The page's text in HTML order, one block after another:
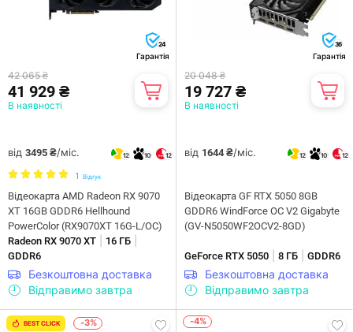
24
Гарантія
42 065 ₴
41 929 ₴
В наявності
від 3495 ₴/міс. 12 10 12
1 Відгук
Відеокарта AMD Radeon RX 9070
XT 16GB GDDR6 Hellhound
PowerColor (RX9070XT 16G-L/OC)
Radeon RX 9070 XT
16 ГБ
GDDR6
Безкоштовна доставка
Відправимо завтра
36
Гарантія
20 048 ₴
19 727 ₴
В наявності
від 1644 ₴/міс. 12 10 12
Відеокарта GF RTX 5050 8GB
GDDR6 WindForce OC V2 Gigabyte
(GV-N5050WF2OCV2-8GD)
GeForce RTX 5050 8 ГБ GDDR6
Безкоштовна доставка
Відправимо завтра
BEST CLICK -3% -4%